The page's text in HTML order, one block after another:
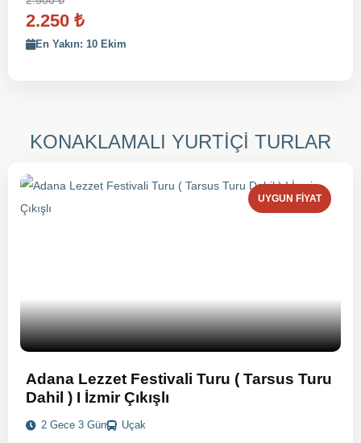
2.250 ₺
En Yakın: 10 Ekim
KONAKLAMALI YURTİÇİ TURLAR
UYGUN FIYAT
Adana Lezzet Festivali Turu ( Tarsus Turu
Dahil ) I İzmir Çıkışlı
2 Gece 3 Gün Uçak